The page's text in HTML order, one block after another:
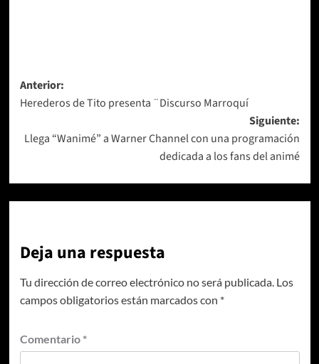
Navegación
de
entradas
Anterior:
Herederos de Tito presenta ¨Discurso Marroquí
Siguiente:
Llega “Wanimé” a Warner Channel con una programación
dedicada a los fans del animé
Deja una respuesta
Tu dirección de correo electrónico no será publicada. Los
campos obligatorios están marcados con *
Comentario *